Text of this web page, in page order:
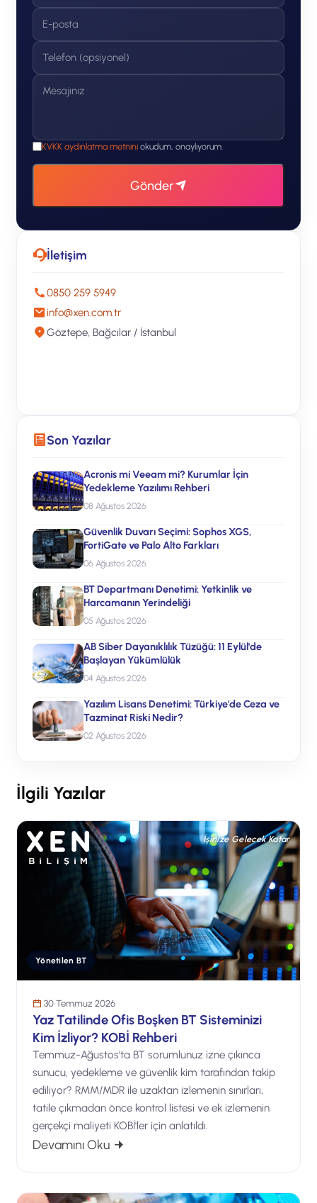
KVKK aydınlatma metnini okudum, onaylıyorum.
Gönder
İletişim
0850 259 5949
info@xen.com.tr
Göztepe, Bağcılar / İstanbul
Son Yazılar
Acronis mi Veeam mi? Kurumlar İçin
Yedekleme Yazılımı Rehberi
08 Ağustos 2026
Güvenlik Duvarı Seçimi: Sophos XGS,
FortiGate ve Palo Alto Farkları
06 Ağustos 2026
BT Departmanı Denetimi: Yetkinlik ve
Harcamanın Yerindeliği
05 Ağustos 2026
AB Siber Dayanıklılık Tüzüğü: 11 Eylül'de
Başlayan Yükümlülük
04 Ağustos 2026
Yazılım Lisans Denetimi: Türkiye'de Ceza ve
Tazminat Riski Nedir?
02 Ağustos 2026
İlgili Yazılar
İşinize Gelecek Katar
Yönetilen BT
30 Temmuz 2026
Yaz Tatilinde Ofis Boşken BT Sisteminizi
Kim İzliyor? KOBİ Rehberi
Temmuz-Ağustos'ta BT sorumlunuz izne çıkınca
sunucu, yedekleme ve güvenlik kim tarafından takip
ediliyor? RMM/MDR ile uzaktan izlemenin sınırları,
tatile çıkmadan önce kontrol listesi ve ek izlemenin
gerçekçi maliyeti KOBİ'ler için anlatıldı.
Devamını Oku: Yaz Tatilinde Ofis Boşken BT